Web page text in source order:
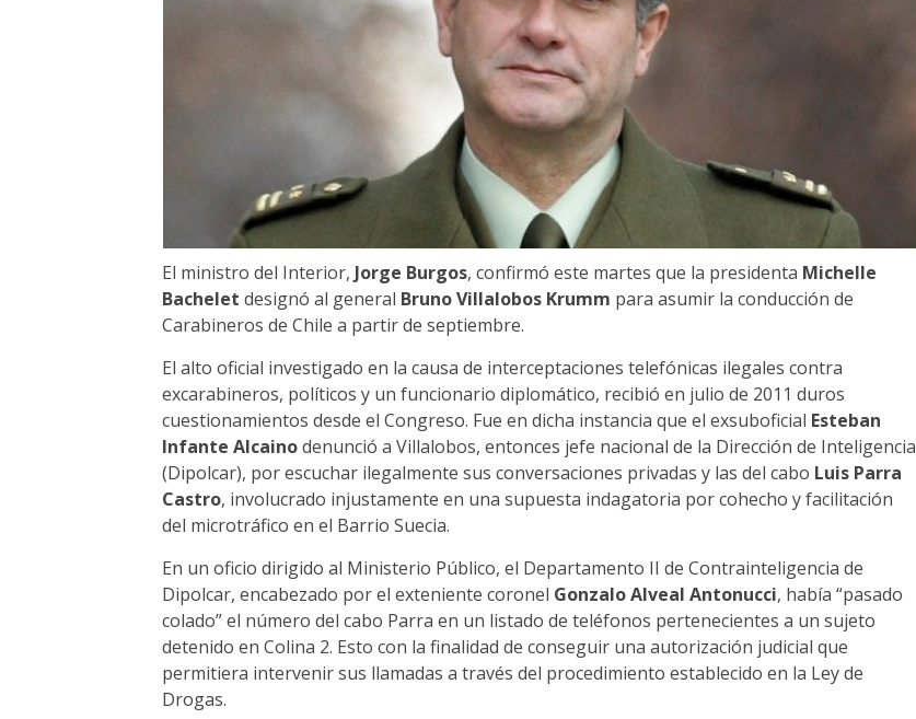
El ministro del Interior, Jorge Burgos, confirmó este martes que la presidenta Michelle
Bachelet designó al general Bruno Villalobos Krumm para asumir la conducción de
Carabineros de Chile a partir de septiembre.
El alto oficial investigado en la causa de interceptaciones telefónicas ilegales contra
excarabineros, políticos y un funcionario diplomático, recibió en julio de 2011 duros
cuestionamientos desde el Congreso. Fue en dicha instancia que el exsuboficial Esteban
Infante Alcainodenunció a Villalobos, entonces jefe nacional de la Dirección de Inteligencia
(Dipolcar), por escuchar ilegalmente sus conversaciones privadas y las del cabo Luis Parra
Castro, involucrado injustamente en una supuesta indagatoria por cohecho y facilitación
del microtráfico en el Barrio Suecia.
En un oficio dirigido al Ministerio Público, el Departamento II de Contrainteligencia de
Dipolcar, encabezado por el exteniente coronel Gonzalo Alveal Antonucci, había “pasado
colado” el número del cabo Parra en un listado de teléfonos pertenecientes a un sujeto
detenido en Colina 2. Esto con la finalidad de conseguir una autorización judicial que
permitiera intervenir sus llamadas a través del procedimiento establecido en la Ley de
Drogas.